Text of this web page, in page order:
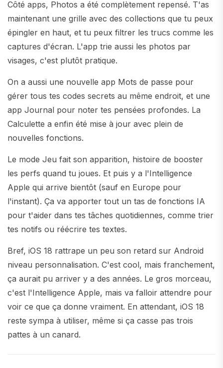
Côté apps, Photos a été complètement repensé. T'as
maintenant une grille avec des collections que tu peux
épingler en haut, et tu peux filtrer les trucs comme les
captures d'écran. L'app trie aussi les photos par
visages, c'est plutôt pratique.
On a aussi une nouvelle app Mots de passe pour
gérer tous tes codes secrets au même endroit, et une
app Journal pour noter tes pensées profondes. La
Calculette a enfin été mise à jour avec plein de
nouvelles fonctions.
Le mode Jeu fait son apparition, histoire de booster
les perfs quand tu joues. Et puis y a l'Intelligence
Apple qui arrive bientôt (sauf en Europe pour
l'instant). Ça va apporter tout un tas de fonctions IA
pour t'aider dans tes tâches quotidiennes, comme trier
tes notifs ou réécrire tes textes.
Bref, iOS 18 rattrape un peu son retard sur Android
niveau personnalisation. C'est cool, mais franchement,
ça aurait pu arriver y a des années. Le gros morceau,
c'est l'Intelligence Apple, mais va falloir attendre pour
voir ce que ça donne vraiment. En attendant, iOS 18
reste sympa à utiliser, même si ça casse pas trois
pattes à un canard.